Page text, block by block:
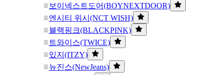
보이넥스트도어(BOYNEXTDOOR)
엔시티 위시(NCT WISH)
블랙핑크(BLACKPINK)
트와이스(TWICE)
있지(ITZY)
뉴진스(NewJeans)